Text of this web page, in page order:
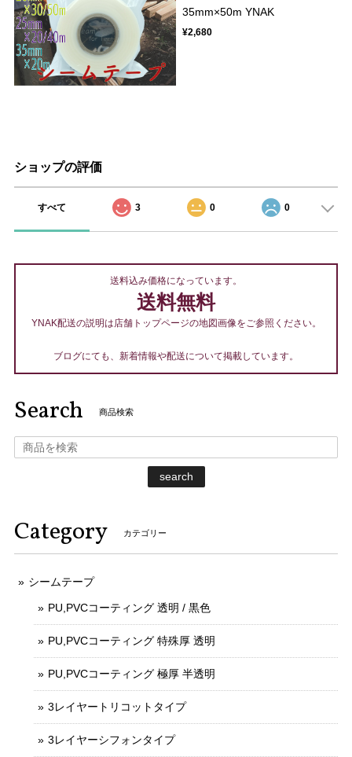
35mm×50m YNAK
¥2,680
ショップの評価
すべて 3 0 0
送料込み価格になっています。
送料無料
YNAK配送の説明は店舗トップページの地図画像をご参照ください。
ブログにても、新着情報や配送について掲載しています。
Search 商品検索
search
Category カテゴリー
シームテープ
PU,PVCコーティング 透明 / 黒色
PU,PVCコーティング 特殊厚 透明
PU,PVCコーティング 極厚 半透明
3レイヤートリコットタイプ
3レイヤーシフォンタイプ